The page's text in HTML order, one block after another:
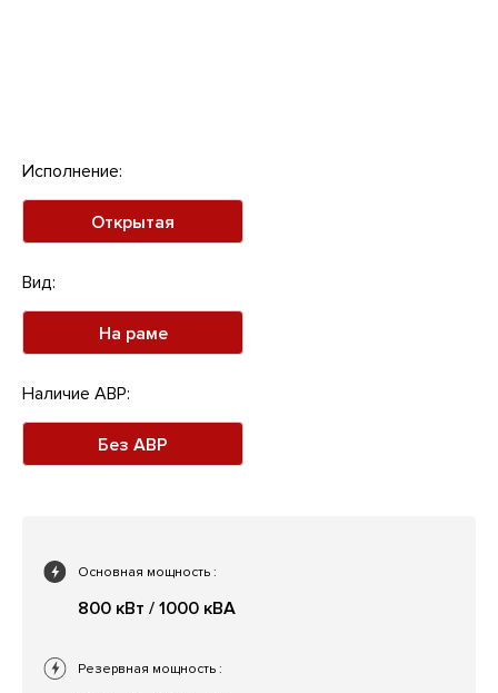
Исполнение:
Открытая
Вид:
На раме
Наличие АВР:
Без АВР
Основная мощность :
800 кВт / 1000 кВА
Резервная мощность :